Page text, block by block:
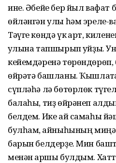
ине. Әбейе бер йыл вафат
өйләнгән улы һәм эреле-
Тәүге көндә үк ҡарт,
ҡулына тапшырып ҡуйҙы.
кейемдәренә
өйрәтә башланы. Ҡышлаҡта
сүпләһә лә бөтөрлөк
балаһы, тиҙ өйрәнеп
белдем. Ике ай самаһы
булһам, ҡайныһының миңә
барын белдерҙе. Мин
менән ҡаршы булдым.